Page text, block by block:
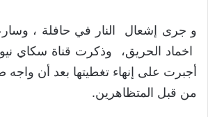
و جرى إشعال النار في حافلة ،
أجبرت على إنهاء تغطيتها بعد أن
من قبل المتظاهرين.